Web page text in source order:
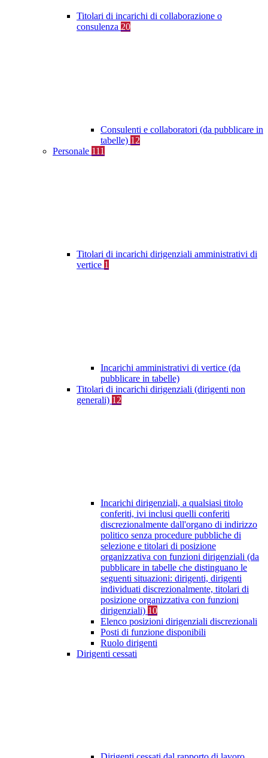
Titolari di incarichi di collaborazione o
consulenza 20
Consulenti e collaboratori (da pubblicare in
tabelle) 12
Personale 111
Titolari di incarichi dirigenziali amministrativi di
vertice 1
Incarichi amministrativi di vertice (da
pubblicare in tabelle)
Titolari di incarichi dirigenziali (dirigenti non
generali) 12
Incarichi dirigenziali, a qualsiasi titolo
conferiti, ivi inclusi quelli conferiti
discrezionalmente dall'organo di indirizzo
politico senza procedure pubbliche di
selezione e titolari di posizione
organizzativa con funzioni dirigenziali (da
pubblicare in tabelle che distinguano le
seguenti situazioni: dirigenti, dirigenti
individuati discrezionalmente, titolari di
posizione organizzativa con funzioni
dirigenziali) 10
Elenco posizioni dirigenziali discrezionali
Posti di funzione disponibili
Ruolo dirigenti
Dirigenti cessati